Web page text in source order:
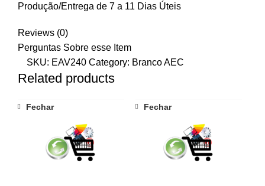
Produção/Entrega de 7 a 11 Dias Úteis
Reviews (0)
Perguntas Sobre esse Item
SKU: EAV240 Category: Branco AEC
Related products
Fechar Fechar